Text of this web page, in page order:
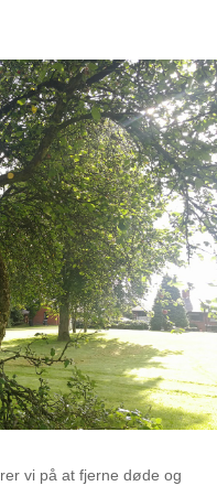
vi på at fjerne døde og